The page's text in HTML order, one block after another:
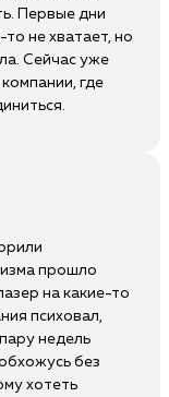
Первые дни
не хватает, но
Сейчас уже
где
прошло
на какие-то
психовал,
недель
без
хотеть